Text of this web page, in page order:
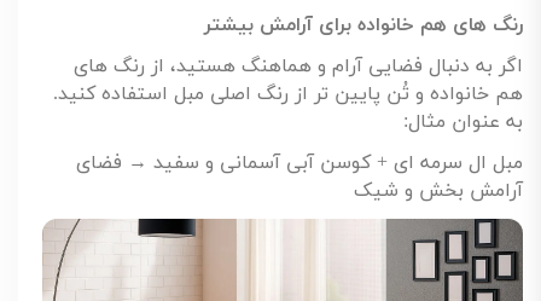
رنگ های هم خانواده برای آرامش بیشتر
اگر به دنبال فضایی آرام و هماهنگ هستید، از رنگ های
هم خانواده و تُن پایین تر از رنگ اصلی مبل استفاده کنید.
به عنوان مثال:
مبل ال سرمه ای + کوسن آبی آسمانی و سفید → فضای
آرامش بخش و شیک